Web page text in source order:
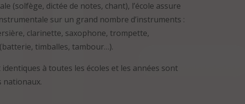
(solfège, dictée de notes, chant), l’école assure
sur un grand nombre d’instruments :
clarinette, saxophone, trompette,
timballes, tambour…).
à toutes les écoles et les années sont
nationaux.